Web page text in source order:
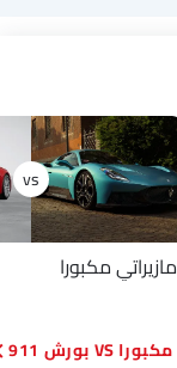
مازيراتي مكبورا
مكبورا VS بورش 911